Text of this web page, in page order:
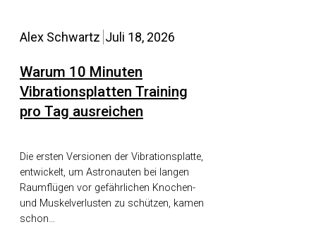
Warum 10 Minuten
Vibrationsplatten Training
pro Tag ausreichen
Alex Schwartz Juli 18, 2026
Die ersten Versionen der Vibrationsplatte,
entwickelt, um Astronauten bei langen
Raumflügen vor gefährlichen Knochen-
und Muskelverlusten zu schützen, kamen
schon…